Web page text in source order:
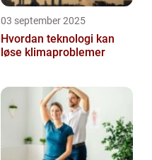
03 september 2025
Hvordan teknologi kan
løse klimaproblemer